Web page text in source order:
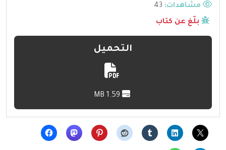
مشاهدات:
بلّغ عن كتاب
التحميل